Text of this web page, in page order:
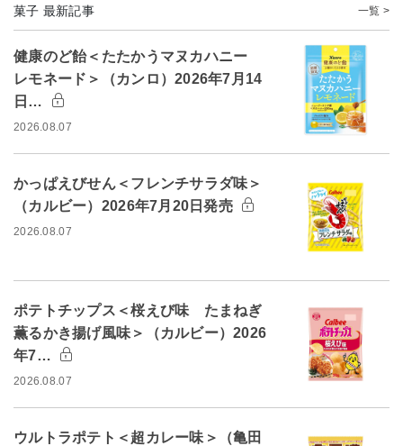
菓子 最新記事 一覧 >
健康のど飴＜たたかうマヌカハニー
レモネード＞（カンロ）2026年7月14
日…
2026.08.07
かっぱえびせん＜フレンチサラダ味＞
（カルビー）2026年7月20日発売
2026.08.07
ポテトチップス＜桜えび味 たまねぎ
薫るかき揚げ風味＞（カルビー）2026
年7…
2026.08.07
ウルトラポテト＜超カレー味＞（亀田